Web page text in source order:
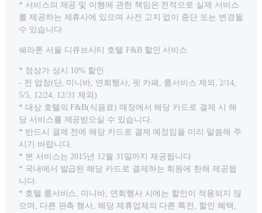
* 서비스의 제공 및 이행에 관한 책임은 전적으로 실제 서비스
를 제공하는 제휴사에 있으며 사전 고지 없이 중단 또는 변경될
수 있습니다.
쉐라톤 서울 디큐브시티 호텔 F&B 할인 서비스
* 정상가 상시 10% 할인
- 전 업장(단, 미니바, 연회행사, 핏 카페, 룸서비스 제외, 2/14,
5/5, 12/24, 12/31 제외)
* 대상 호텔의 F&B(식음료) 매장에서 해당 카드로 결제 시 해
당 서비스를 제공받으실 수 있습니다.
* 반드시 결제 전에 해당 카드로 결제 예정임을 미리 말씀해 주
시기 바랍니다.
* 본 서비스는 2015년 12월 31일까지 제공됩니다.
* 국내에서 발급된 해당 카드로 결제하는 회원에 한해 제공됩
니다.
* 호텔 룸서비스, 미니바, 연회행사 시에는 할인이 적용되지 않
으며, 다른 판촉 행사, 해당 제휴업체의 다른 특전, 할인 혜택,